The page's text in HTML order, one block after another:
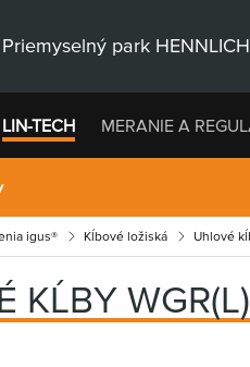
Priemyselný park HENNLICH
LIN-TECH MERANIE A
igus® Kĺbové ložiská Uhlové
KĹBY